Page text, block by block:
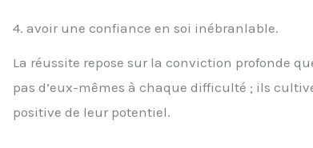
4. avoir une confiance en soi inébranlable.
La réussite repose sur la conviction profonde
pas d’eux-mêmes à chaque difficulté ; ils
positive de leur potentiel.